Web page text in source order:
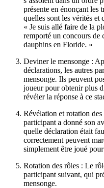
présente en énonçant les
quelles sont les vérités et
« Je suis allé faire de la
remporté un concours de
dauphins en Floride. »
Deviner le mensonge :
déclarations, les autres
mensonge. Ils peuvent
joueur pour obtenir plus
révéler la réponse à ce
Révélation et rotation
participant a donné son
quelle déclaration était
correctement peuvent
simplement être joué
Rotation des rôles : Le
participant suivant, qui
mensonge.